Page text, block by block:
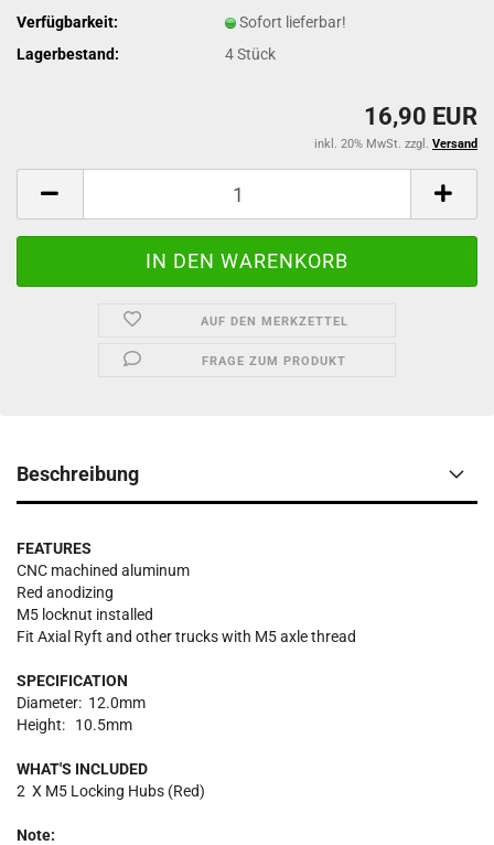
Verfügbarkeit:
Sofort lieferbar!
Lagerbestand:
4Stück
16,90 EUR
inkl. 20% MwSt. zzgl. Versand
AUF DEN MERKZETTEL
FRAGE ZUM PRODUKT
Beschreibung
FEATURES
CNC machined aluminum
Red anodizing
M5 locknut installed
Fit Axial Ryft and other trucks with M5 axle thread
SPECIFICATION
Diameter: 12.0mm
Height: 10.5mm
WHAT'S INCLUDED
2 X M5 Locking Hubs (Red)
Note: